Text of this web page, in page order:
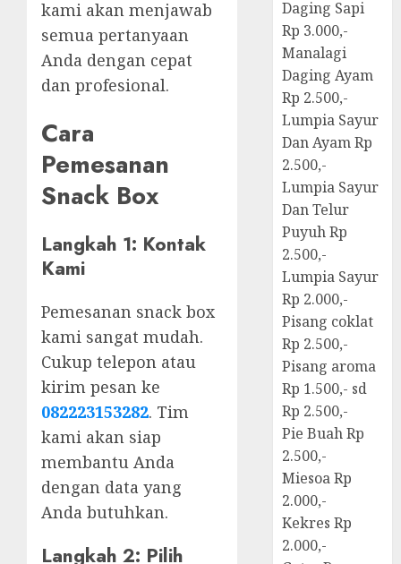
kami akan menjawab
semua pertanyaan
Anda dengan cepat
dan profesional.
Cara
Pemesanan
Snack Box
Langkah 1: Kontak
Kami
Pemesanan snack box
kami sangat mudah.
Cukup telepon atau
kirim pesan ke
082223153282. Tim
kami akan siap
membantu Anda
dengan data yang
Anda butuhkan.
Langkah 2: Pilih
Daging Sapi
Rp 3.000,-
Manalagi
Daging Ayam
Rp 2.500,-
Lumpia Sayur
Dan Ayam Rp
2.500,-
Lumpia Sayur
Dan Telur
Puyuh Rp
2.500,-
Lumpia Sayur
Rp 2.000,-
Pisang coklat
Rp 2.500,-
Pisang aroma
Rp 1.500,- sd
Rp 2.500,-
Pie Buah Rp
2.500,-
Miesoa Rp
2.000,-
Kekres Rp
2.000,-